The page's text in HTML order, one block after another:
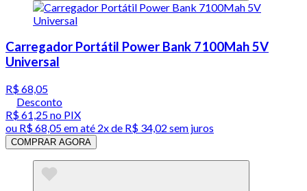
Carregador Portátil Power Bank 7100Mah 5V
Universal
R$ 68,05
Desconto
R$ 61,25no PIX
ou R$ 68,05em até 2x de R$ 34,02 sem juros
COMPRAR AGORA